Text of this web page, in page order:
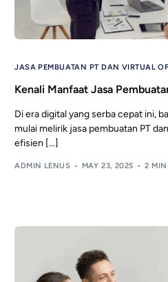
JASA PEMBUATAN PT DAN VIRTUAL
Kenali Manfaat Jasa
Di era digital yang serba cepat ini,
mulai melirik jasa pembuatan PT
efisien […]
ADMIN LENUS MAY 23, 2025 2 MIN